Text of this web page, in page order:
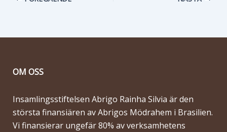
OM OSS
Insamlingsstiftelsen Abrigo Rainha Silvia är den
största finansiären av Abrigos Mödrahem i Brasilien.
Vi finansierar ungefär 80% av verksamhetens